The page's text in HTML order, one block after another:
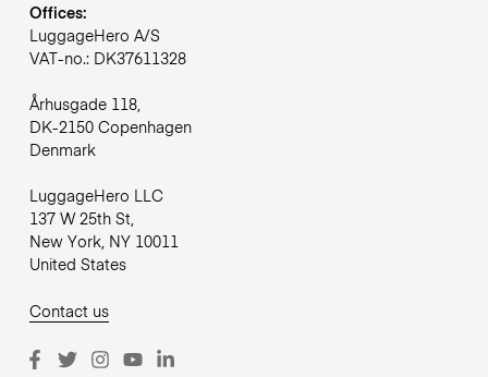
Offices:
LuggageHero A/S
VAT-no.: DK37611328
Århusgade 118,
DK-2150 Copenhagen
Denmark
LuggageHero LLC
137 W 25th St,
New York, NY 10011
United States
Contact us